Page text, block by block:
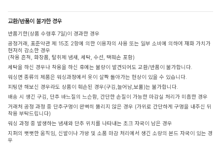
교환/반품이 불가한 경우
반품기한(상품 수령후 7일)이 경과한 경우
공정거래, 표준약관 제 15조 2항에 의한 이용자의 사용 또는 일부 소비에 의하여 재화 가치가
현저히 감소한 경우
(착용 흔적, 화장품, 탈취제 냄새, 세탁, 수선, 택훼손 포함)
세탁을 하신 경우나 착용을 하신 후에는 불량이 발견되어도 교환/반품이 불가합니다.
워싱면 종류의 제품은 워싱과정에서 옷이 살짝 돌아가는 현상이 있을 수 있습니다.
피팅만 해보신 경우라도 상품이 훼손된 경우(구김,늘어남,보풀)는 불가합니다.
배송 시 생긴 구김, 단추 바느질의 느슨함, 간단한 손질이 가능한 마감실 처리가 미흡한 경우
거래처 공정 과정 중 단추구멍이 완벽히 뚫리지 않은 경우 (가위로 간단하게 구멍을 내주신 뒤
착용 부탁드립니다)
워싱 과정 중 발생하는 냄새와 단추 위치를 나타내는 초크 자국이 남은 경우
지퍼의 뻣뻣한 움직임, 신발이나 가방 및 소품 마감 처리에서 생긴 소량의 본드 자국이 있는 경
우